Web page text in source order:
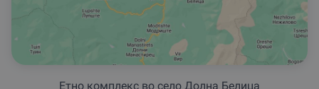
Етно комплекс во село Долна Белица